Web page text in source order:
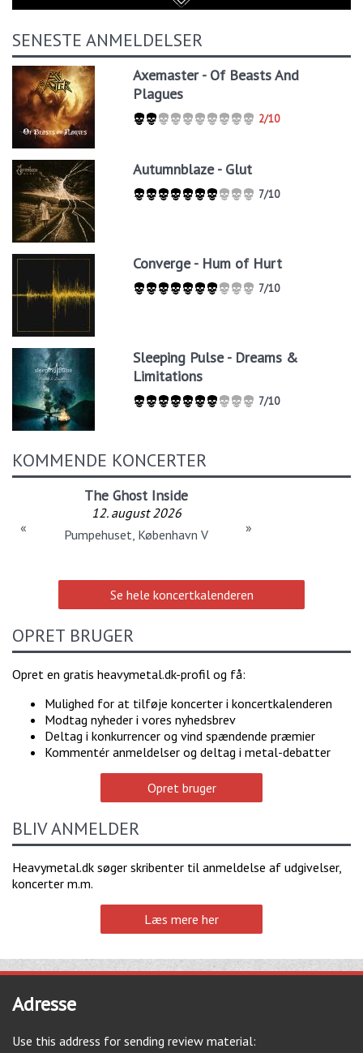
SENESTE ANMELDELSER
Axemaster - Of Beasts And
Plagues
2/10
Autumnblaze - Glut
7/10
Converge - Hum of Hurt
7/10
Sleeping Pulse - Dreams &
Limitations
7/10
KOMMENDE KONCERTER
The Ghost Inside
12. august 2026
Pumpehuset, København V
« »
Se hele koncertkalenderen
OPRET BRUGER
Opret en gratis heavymetal.dk-profil og få:
Mulighed for at tilføje koncerter i koncertkalenderen
Modtag nyheder i vores nyhedsbrev
Deltag i konkurrencer og vind spændende præmier
Kommentér anmeldelser og deltag i metal-debatter
Opret bruger
BLIV ANMELDER
Heavymetal.dk søger skribenter til anmeldelse af udgivelser,
koncerter m.m.
Læs mere her
Adresse
Use this address for sending review material: